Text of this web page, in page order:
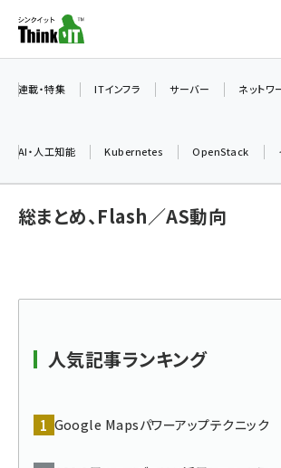
ン
ツ
ai (2480)
北海道をのんびり旅する晴山佳須夫
genai (1473)
abc123 (1346)
連載・特集 ITインフラ サーバー ネットワ
AI・人工知能 Kubernetes OpenStack
総まとめ、Flash／AS動向
人気記事ランキング
Google Mapsパワーアップテクニック